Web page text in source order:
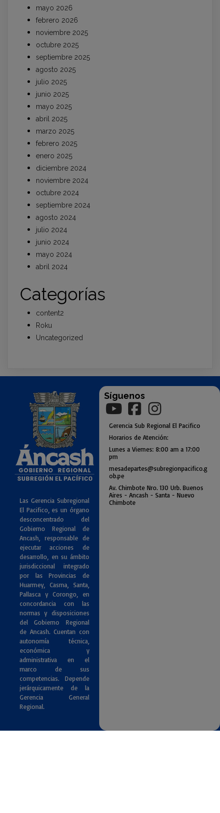
mayo 2026
febrero 2026
noviembre 2025
octubre 2025
septiembre 2025
agosto 2025
julio 2025
junio 2025
mayo 2025
abril 2025
marzo 2025
febrero 2025
enero 2025
diciembre 2024
noviembre 2024
octubre 2024
septiembre 2024
agosto 2024
julio 2024
junio 2024
mayo 2024
abril 2024
Categorías
content2
Roku
Uncategorized
Las Gerencia Subregional
El Pacifico, es un órgano
desconcentrado del
Gobierno Regional de
Ancash, responsable de
ejecutar acciones de
desarrollo, en su ámbito
jurisdiccional integrado
por las Provincias de
Huarmey, Casma, Santa,
Pallasca y Corongo, en
concordancia con las
normas y disposiciones
del Gobierno Regional
de Ancash. Cuentan con
autonomía técnica,
económica y
administrativa en el
marco de sus
competencias. Depende
jerárquicamente de la
Gerencia General
Regional.
Síguenos
Gerencia Sub Regional El Pacifico
Horarios de Atención:
Lunes a Viernes: 8:00 am a 17:00
pm
mesadepartes@subregionpacifico.g
ob.pe
Av. Chimbote Nro. 130 Urb. Buenos
Aires - Ancash - Santa - Nuevo
Chimbote